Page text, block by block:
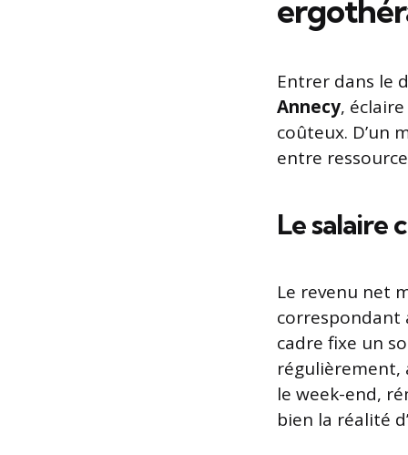
Entrer dans le
Annecy,
coûteux. D’un
entre
Le salaire
Le revenu net
correspondant
cadre fixe un
régulièrement,
le week-end,
bien la réalité